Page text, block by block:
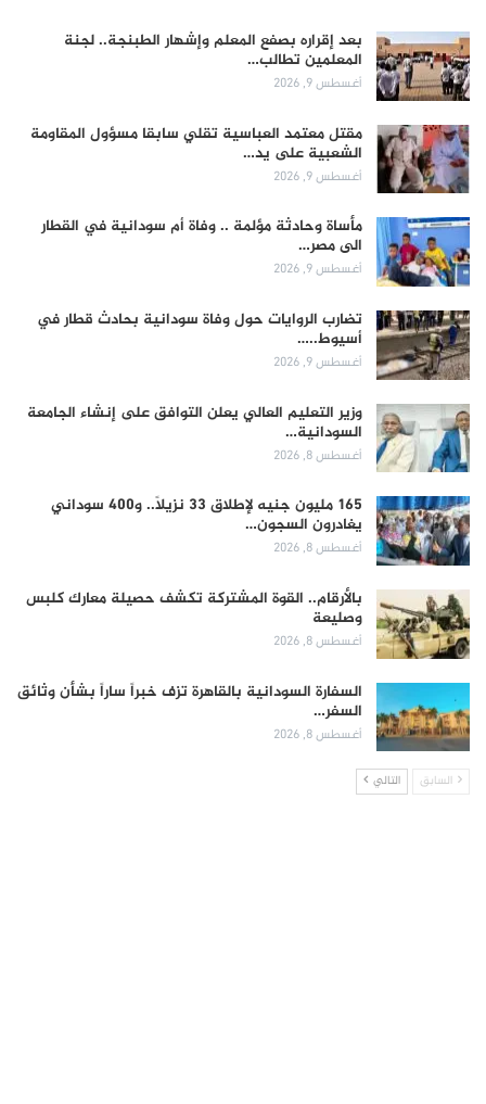
بعد إقراره بصفع المعلم وإشهار الطبنجة.. لجنة
المعلمين تطالب…
أغسطس 9, 2026
مقتل معتمد العباسية تقلي سابقا مسؤول المقاومة
الشعبية على يد…
أغسطس 9, 2026
مأساة وحادثة مؤلمة .. وفاة أم سودانية في القطار
الى مصر…
أغسطس 9, 2026
تضارب الروايات حول وفاة سودانية بحادث قطار في
أسيوط..…
أغسطس 9, 2026
وزير التعليم العالي يعلن التوافق على إنشاء الجامعة
السودانية…
أغسطس 8, 2026
165 مليون جنيه لإطلاق 33 نزيلاً.. و400 سوداني
يغادرون السجون…
أغسطس 8, 2026
بالأرقام.. القوة المشتركة تكشف حصيلة معارك كلبس
وصليعة
أغسطس 8, 2026
السفارة السودانية بالقاهرة تزف خبراً ساراً بشأن وثائق
السفر…
أغسطس 8, 2026
السابق التالي